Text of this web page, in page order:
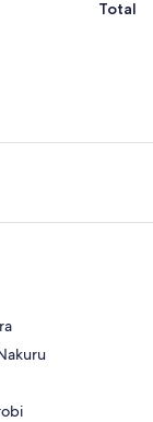
Total